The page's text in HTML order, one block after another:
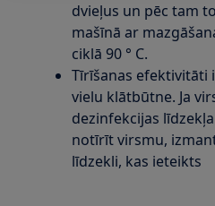
dvieļus un pēc tam
mašīnā ar
ciklā 90 ° C.
Tīrīšanas efektivitāti
vielu klātbūtne. Ja
dezinfekcijas
notīrīt virsmu,
līdzekli, kas ieteikts